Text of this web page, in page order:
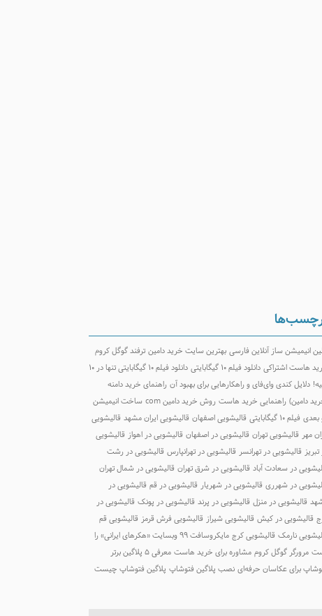
انیمیشن ساز آنلاین فارسی بهترین سایت خرید دامین ترفند گوگل کروم
هاست اشتراکی دانلود فیلم ۱۰ گیگابایتی
دانلود فیلم ۱۰ گیگابایتی تنها در ۱۰
دلایل کندی وای‌فای و راهکارهایی برای بهبود آن راهنمای خرید دامنه
دامین) راهنمایی خرید هاست روش خرید دامین com
ساخت انیمیشن
بعدی فیلم ۱۰ گیگابایتی قالیشویی اصفهان قالیشویی ایران مشهد قالیشویی
مهر قالیشویی تهران قالیشویی در اصفهان قالیشویی در اهواز قالیشویی
قالیشویی در تهرانسر قالیشویی در تهرانپارس قالیشویی در رشت
در سعادت آباد قالیشویی در شرق تهران قالیشویی در شمال تهران
در شهرری قالیشویی در شهریار قالیشویی در قم قالیشویی در
قالیشویی در منزل قالیشویی در پرند قالیشویی در پونک قالیشویی در
قالیشویی در کیش قالیشویی شیراز قالیشویی فرش قرمز قالیشویی قم
نارمک قالیشویی کرج
مایکروسافت ۹۹ وبسایت «هکرهای ایرانی» را
مرورگر گوگل کروم مشاوره برای خرید هاست
معرفی 5 پلاگین برتر
برای عکاسان حرفه‌ای نصب پلاگین فتوشاپ پلاگین فتوشاپ چیست